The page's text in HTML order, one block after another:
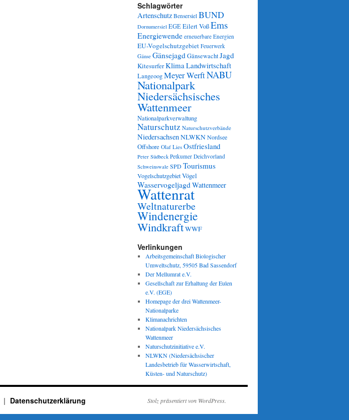
Schlagwörter
Artenschutz Bensersiel BUND
Dornumersiel EGEEilert VoßEms
Energiewende erneuerbare Energien
EU-Vogelschutzgebiet Feuerwerk
Gänse GänsejagdGänsewachtJagd
KitesurferKlimaLandwirtschaft
LangeoogMeyer WerftNABU
Nationalpark
Niedersächsisches
Wattenmeer
Nationalparkverwaltung
Naturschutz Naturschutzverbände
NiedersachsenNLWKNNordsee
Offshore Olaf Lies Ostfriesland
Peter Südbeck Petkumer Deichvorland
Schweinswale SPDTourismus
VogelschutzgebietVögel
WasservogeljagdWattenmeer
Wattenrat
Weltnaturerbe
Windenergie
WindkraftWWF
Verlinkungen
Arbeitsgemeinschaft Biologischer
Umweltschutz, 59505 Bad Sassendorf
Der Mellumrat e.V.
Gesellschaft zur Erhaltung der Eulen
e.V. (EGE)
Homepage der drei Wattenmeer-
Nationalparke
Klimanachrichten
Nationalpark Niedersächsisches
Wattenmeer
Naturschutzinitiative e.V.
NLWKN (Niedersächsischer
Landesbetrieb für Wasserwirtschaft,
Küsten- und Naturschutz)
Datenschutzerklärung Stolz präsentiert von WordPress.